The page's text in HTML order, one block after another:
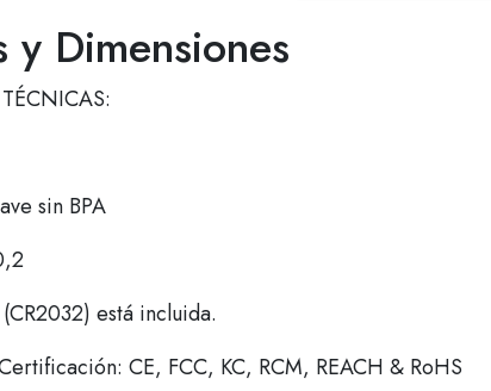
y Dimensiones
sin BPA
está incluida.
CE, FCC, KC, RCM, REACH & RoHS